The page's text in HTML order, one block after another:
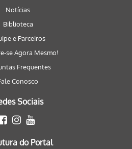
Notícias
Biblioteca
e Parceiros
se Agora Mesmo!
Frequentes
Conosco
Sociais
do Portal